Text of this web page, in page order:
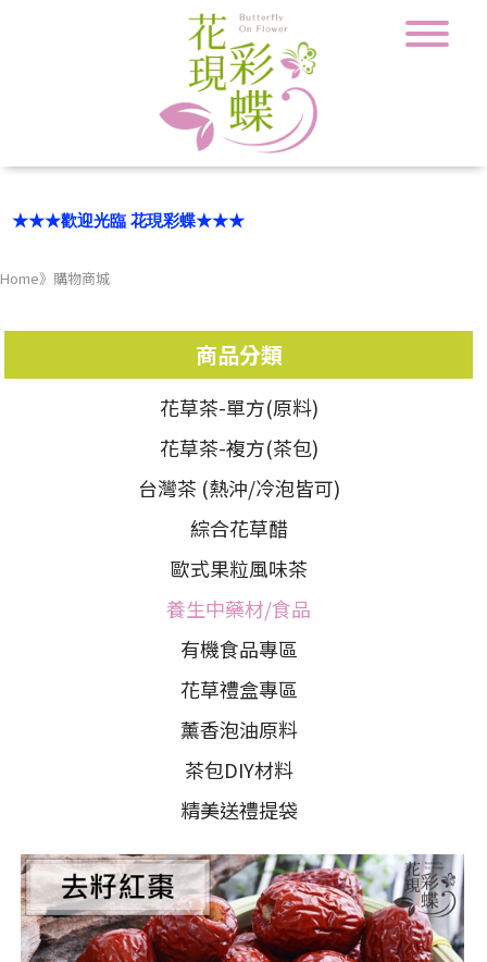
★★★歡迎光臨 花現彩蝶★★★
Home》 購物商城
商品分類
花草茶-單方(原料)
花草茶-複方(茶包)
台灣茶 (熱沖/冷泡皆可)
綜合花草醋
歐式果粒風味茶
養生中藥材/食品
有機食品專區
花草禮盒專區
薰香泡油原料
茶包DIY材料
精美送禮提袋